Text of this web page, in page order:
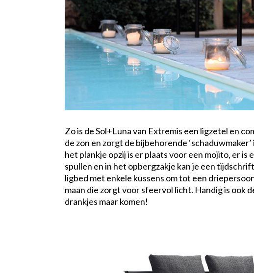
Zo is de Sol+Luna van Extremis een ligzetel en
de zon en zorgt de bijbehorende
het plankje opzij is er plaats voor een mojito, er
spullen en in het opbergzakje kan je een
ligbed met enkele kussens om tot een
maan die zorgt voor sfeervol licht. Handig is ook
drankjes maar komen!